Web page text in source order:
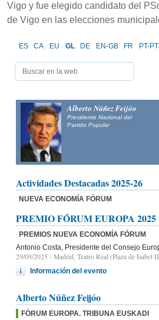
Vigo y fue elegido candidato del
de Vigo en las elecciones
ES CA EU GL DE EN-GB FR PT-PT
Alberto Núñez Feijóo
Presidente Nacional del
Partido Popular
Actividades Destacadas 2025-26
NUEVA ECONOMÍA FÓRUM
PREMIO FÓRUM EUROPA 2025
PREMIOS NUEVA ECONOMÍA FÓRUM
Antonio Costa, Presidente del Consejo
29/09/2025 - Madrid, Teatro Real (Plaza de Isabel
Información del evento
Alberto Núñez Feijóo
FÓRUM EUROPA. TRIBUNA EUSKADI